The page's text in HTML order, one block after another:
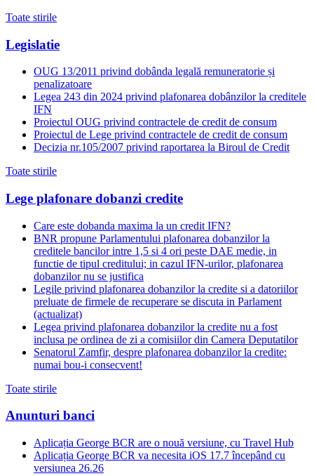
Toate stirile
Legislatie
OUG 13/2011 privind dobânda legală remuneratorie și
penalizatoare
Legea 243 din 2024 privind plafonarea dobânzilor la creditele
IFN
Proiectul OUG privind contractele de credit de consum
Proiectul de Lege privind contractele de credit de consum
Decizia nr.105/2007 privind raportarea la Biroul de Credit
Toate stirile
Lege plafonare dobanzi credite
Care este dobanda maxima la un credit IFN?
BNR propune Parlamentului plafonarea dobanzilor la
creditele bancilor intre 1,5 si 4 ori peste DAE medie, in
functie de tipul creditului; in cazul IFN-urilor, plafonarea
dobanzilor nu se justifica
Legile privind plafonarea dobanzilor la credite si a datoriilor
preluate de firmele de recuperare se discuta in Parlament
(actualizat)
Legea privind plafonarea dobanzilor la credite nu a fost
inclusa pe ordinea de zi a comisiilor din Camera Deputatilor
Senatorul Zamfir, despre plafonarea dobanzilor la credite:
numai bou-i consecvent!
Toate stirile
Anunturi banci
Aplicația George BCR are o nouă versiune, cu Travel Hub
Aplicația George BCR va necesita iOS 17.7 începând cu
versiunea 26.26